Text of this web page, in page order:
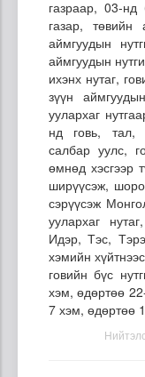
газраар, 03-нд
газар, төвийн
аймгуудын
аймгуудын
ихэнх нутаг,
зүүн
уулархаг
нд говь, тал,
салбар уулс,
өмнөд хэсгээр
ширүүсэж,
сэрүүсэж
уулархаг
Идэр, Тэс,
хэмийн
говийн бүс
хэм, өдөртөө
7 хэм, өдөртөө